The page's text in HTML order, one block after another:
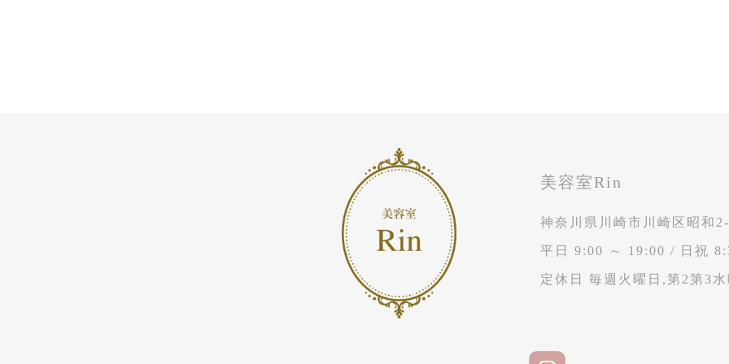
美容室Rin
神奈川県川崎市川崎区昭和
平日 9:00 ～ 19:00 / 日祝
定休日 毎週火曜日,第2第3水